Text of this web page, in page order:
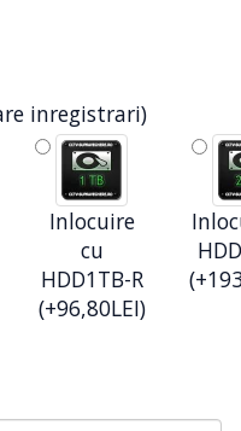
inregistrari)
Inlocuire
cu
HDD1TB-R
(+96,80LEI)